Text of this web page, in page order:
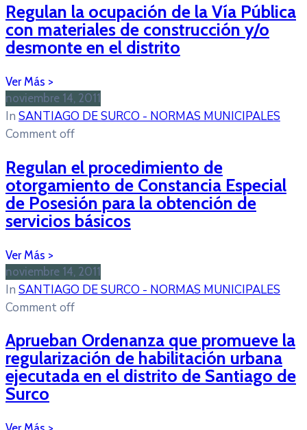
Regulan la ocupación de la Vía Pública
con materiales de construcción y/o
desmonte en el distrito
noviembre 14, 2011
In SANTIAGO DE SURCO - NORMAS MUNICIPALES
Comment off
Regulan el procedimiento de
otorgamiento de Constancia Especial
de Posesión para la obtención de
servicios básicos
noviembre 14, 2011
In SANTIAGO DE SURCO - NORMAS MUNICIPALES
Comment off
Aprueban Ordenanza que promueve la
regularización de habilitación urbana
ejecutada en el distrito de Santiago de
Surco